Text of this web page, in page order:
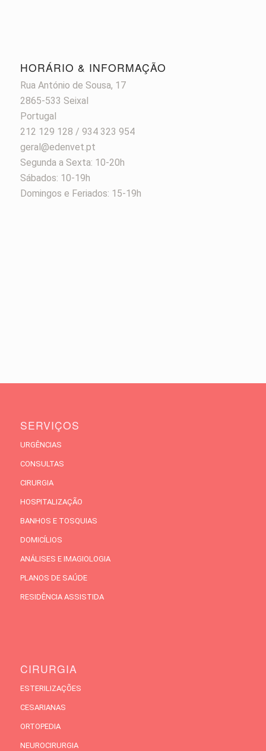
HORÁRIO & INFORMAÇÃO
Rua António de Sousa, 17
2865-533 Seixal
Portugal
212 129 128 / 934 323 954
geral@edenvet.pt
Segunda a Sexta: 10-20h
Sábados: 10-19h
Domingos e Feriados: 15-19h
SERVIÇOS
URGÊNCIAS
CONSULTAS
CIRURGIA
HOSPITALIZAÇÃO
BANHOS E TOSQUIAS
DOMICÍLIOS
ANÁLISES E IMAGIOLOGIA
PLANOS DE SAÚDE
RESIDÊNCIA ASSISTIDA
CIRURGIA
ESTERILIZAÇÕES
CESARIANAS
ORTOPEDIA
NEUROCIRURGIA